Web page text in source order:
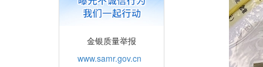
金银质量举报
www.samr.gov.cn